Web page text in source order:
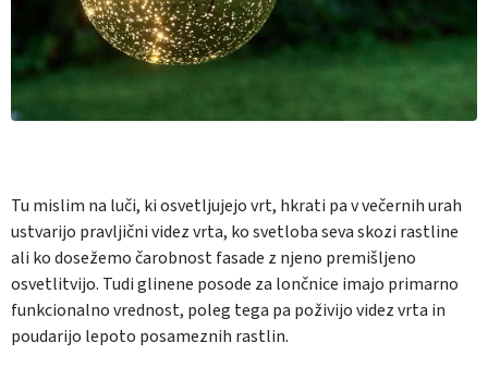
Tu mislim na luči, ki osvetljujejo vrt, hkrati pa v večernih urah
ustvarijo pravljični videz vrta, ko svetloba seva skozi rastline
ali ko dosežemo čarobnost fasade z njeno premišljeno
osvetlitvijo. Tudi glinene posode za lončnice imajo primarno
funkcionalno vrednost, poleg tega pa poživijo videz vrta in
poudarijo lepoto posameznih rastlin.